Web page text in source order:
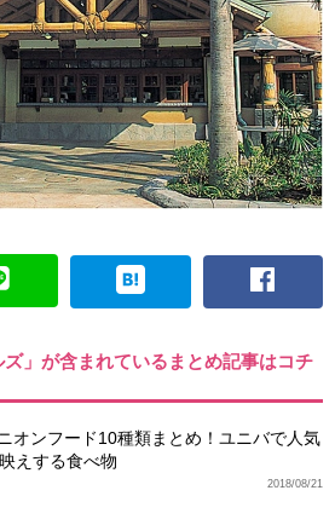
ズ」が含まれているまとめ記事はコチ
オンフード10種類まとめ！ユニバで人気
えする食べ物
2018/08/21